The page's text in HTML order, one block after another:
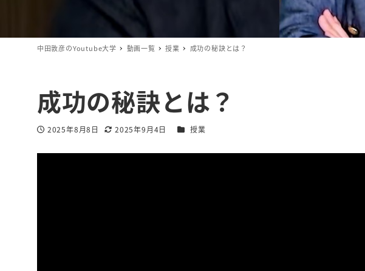
中田敦彦のYoutube大学 動画一覧 授業 成功の秘訣とは？
成功の秘訣とは？
投稿日
2025年8月8日
更新日
2025年9月4日
著
カテゴリー
授業